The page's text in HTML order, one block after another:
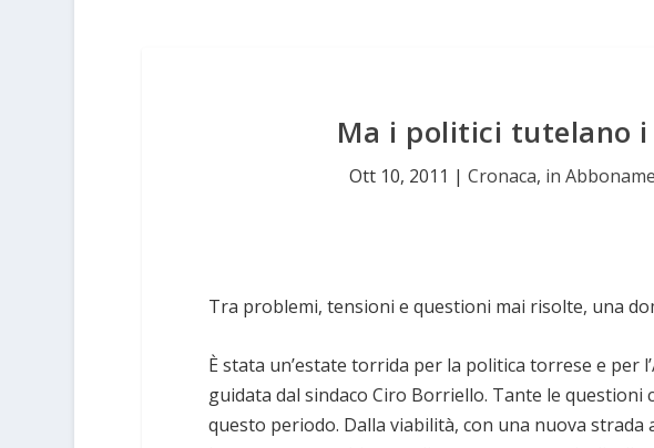
Ma i politici tutelano
Ott 10, 2011 |Cronaca, in
Tra problemi, tensioni e questioni mai risolte, una
È stata un’estate torrida per la politica torrese e per
guidata dal sindaco Ciro Borriello. Tante le questioni
questo periodo. Dalla viabilità, con una nuova